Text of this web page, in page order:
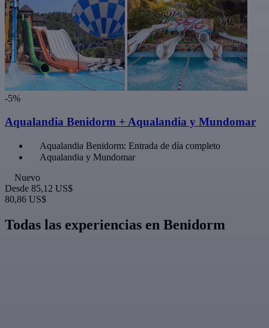
-5%
Aqualandia Benidorm + Aqualandia y Mundomar
Aqualandia Benidorm: Entrada de día completo
Aqualandia y Mundomar
Nuevo
Desde 85,12 US$
80,86 US$
Todas las experiencias en Benidorm